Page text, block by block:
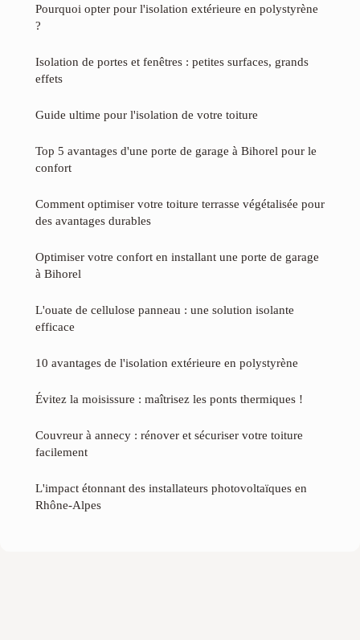
Pourquoi opter pour l'isolation extérieure en polystyrène
?
Isolation de portes et fenêtres : petites surfaces, grands
effets
Guide ultime pour l'isolation de votre toiture
Top 5 avantages d'une porte de garage à Bihorel pour le
confort
Comment optimiser votre toiture terrasse végétalisée pour
des avantages durables
Optimiser votre confort en installant une porte de garage
à Bihorel
L'ouate de cellulose panneau : une solution isolante
efficace
10 avantages de l'isolation extérieure en polystyrène
Évitez la moisissure : maîtrisez les ponts thermiques !
Couvreur à annecy : rénover et sécuriser votre toiture
facilement
L'impact étonnant des installateurs photovoltaïques en
Rhône-Alpes